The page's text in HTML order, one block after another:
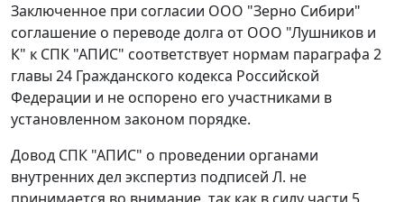
Заключенное при согласии ООО "Зерно Сибири"
соглашение о переводе долга от ООО "Лушников и
К" к СПК "АПИС" соответствует нормам параграфа 2
главы 24 Гражданского кодекса Российской
Федерации и не оспорено его участниками в
установленном законом порядке.
Довод СПК "АПИС" о проведении органами
внутренних дел экспертиз подписей Л. не